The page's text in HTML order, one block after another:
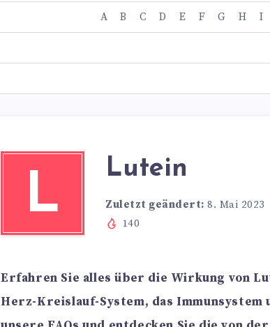
A B C D E F G H I
L
Lutein
Zuletzt geändert: 8. Mai 2023
140
Erfahren Sie alles über die Wirkung von
Herz-Kreislauf-System, das Immunsystem